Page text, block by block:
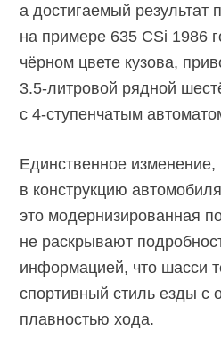
а достигаемый результат
на примере 635 CSi 1986
чёрном цвете кузова,
3.5-литровой рядной
с4-ступенчатым
Единственное изменение,
в конструкцию
это модернизированная
не раскрывают
информацией, что шасси
спортивный стиль езды с
плавностью хода.